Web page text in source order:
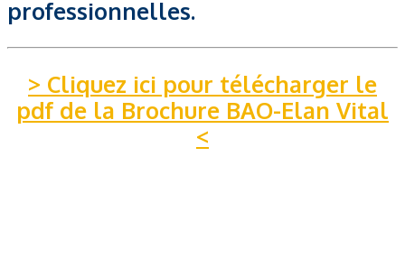
professionnelles.
> Cliquez ici pour télécharger le
pdf de la Brochure BAO-Elan Vital
<